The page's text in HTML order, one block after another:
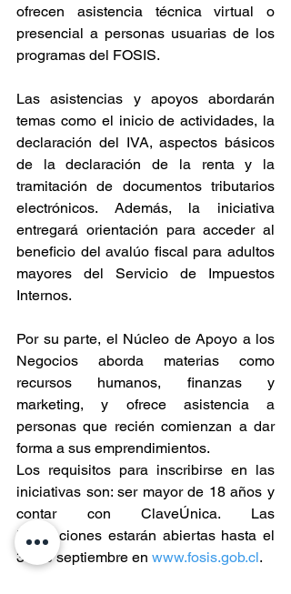
ofrecen asistencia técnica virtual o
presencial a personas usuarias de los
programas del FOSIS.
Las asistencias y apoyos abordarán
temas como el inicio de actividades, la
declaración del IVA, aspectos básicos
de la declaración de la renta y la
tramitación de documentos tributarios
electrónicos. Además, la iniciativa
entregará orientación para acceder al
beneficio del avalúo fiscal para adultos
mayores del Servicio de Impuestos
Internos.
Por su parte, el Núcleo de Apoyo a los
Negocios aborda materias como
recursos humanos, finanzas y
marketing, y ofrece asistencia a
personas que recién comienzan a dar
forma a sus emprendimientos.
Los requisitos para inscribirse en las
iniciativas son: ser mayor de 18 años y
contar con ClaveÚnica. Las
inscripciones estarán abiertas hasta el
30 de septiembre en www.fosis.gob.cl.